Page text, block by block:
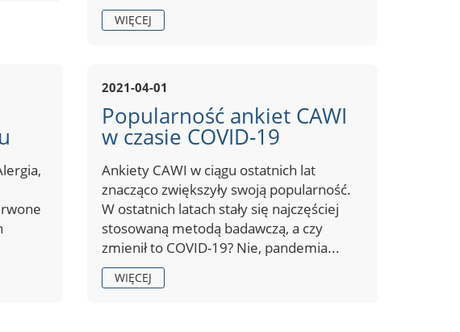
WIĘCEJ
2021-04-01
Popularność ankiet CAWI
w czasie COVID-19
Ankiety CAWI w ciągu ostatnich lat
znacząco zwiększyły swoją popularność.
W ostatnich latach stały się najczęściej
stosowaną metodą badawczą, a czy
zmienił to COVID-19? Nie, pandemia...
WIĘCEJ